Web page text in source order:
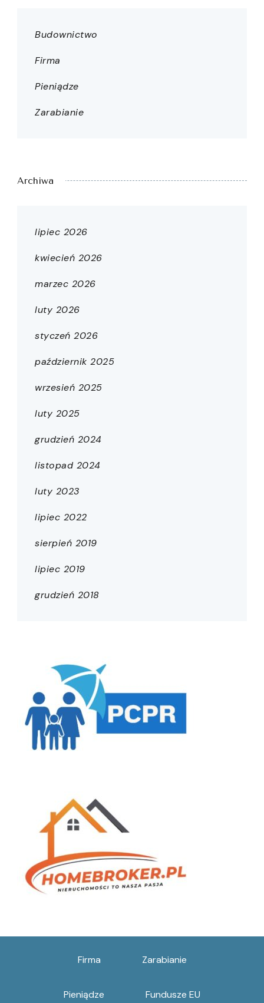
Budownictwo
Firma
Pieniądze
Zarabianie
Archiwa
lipiec 2026
kwiecień 2026
marzec 2026
luty 2026
styczeń 2026
październik 2025
wrzesień 2025
luty 2025
grudzień 2024
listopad 2024
luty 2023
lipiec 2022
sierpień 2019
lipiec 2019
grudzień 2018
Firma Zarabianie
Pieniądze Fundusze EU